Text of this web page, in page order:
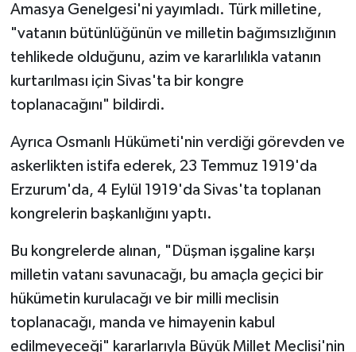
Amasya Genelgesi'ni yayımladı. Türk milletine,
"vatanın bütünlüğünün ve milletin bağımsızlığının
tehlikede olduğunu, azim ve kararlılıkla vatanın
kurtarılması için Sivas'ta bir kongre
toplanacağını" bildirdi.
Ayrıca Osmanlı Hükümeti'nin verdiği görevden ve
askerlikten istifa ederek, 23 Temmuz 1919'da
Erzurum'da, 4 Eylül 1919'da Sivas'ta toplanan
kongrelerin başkanlığını yaptı.
Bu kongrelerde alınan, "Düşman işgaline karşı
milletin vatanı savunacağı, bu amaçla geçici bir
hükümetin kurulacağı ve bir milli meclisin
toplanacağı, manda ve himayenin kabul
edilmeyeceği" kararlarıyla Büyük Millet Meclisi'nin